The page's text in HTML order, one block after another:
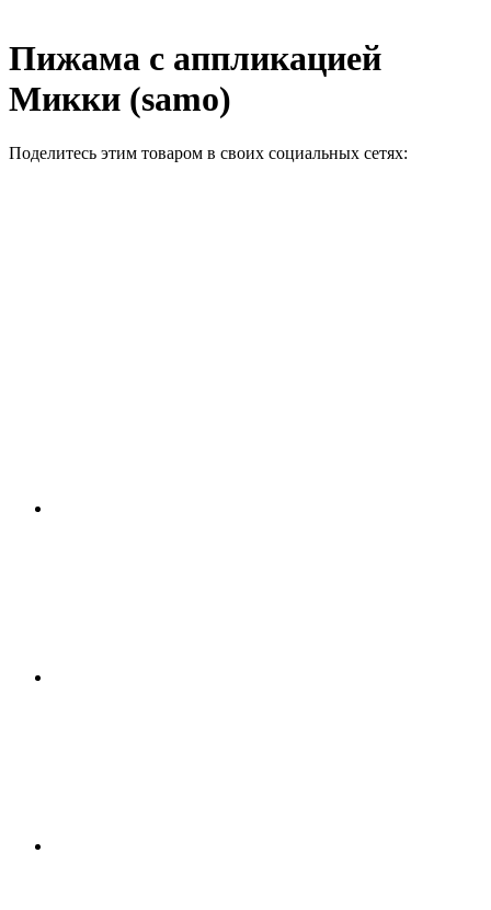
Пижама с аппликацией
Микки (samo)
Поделитесь этим товаром в своих социальных сетях: